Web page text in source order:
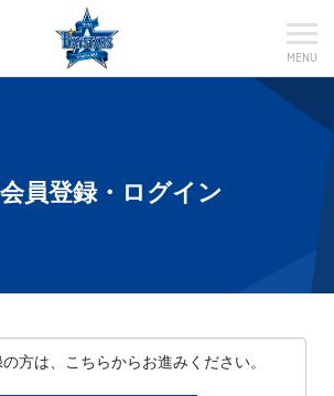
MENU
員登録・ログイン
方は、こちらからお進みください。